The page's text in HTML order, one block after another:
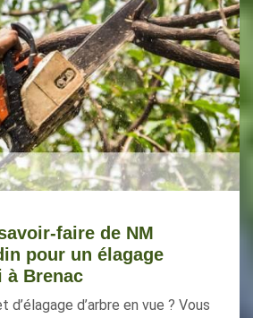
faire de NM
pour un élagage
à Brenac
d’élagage d’arbre en vue ? Vous